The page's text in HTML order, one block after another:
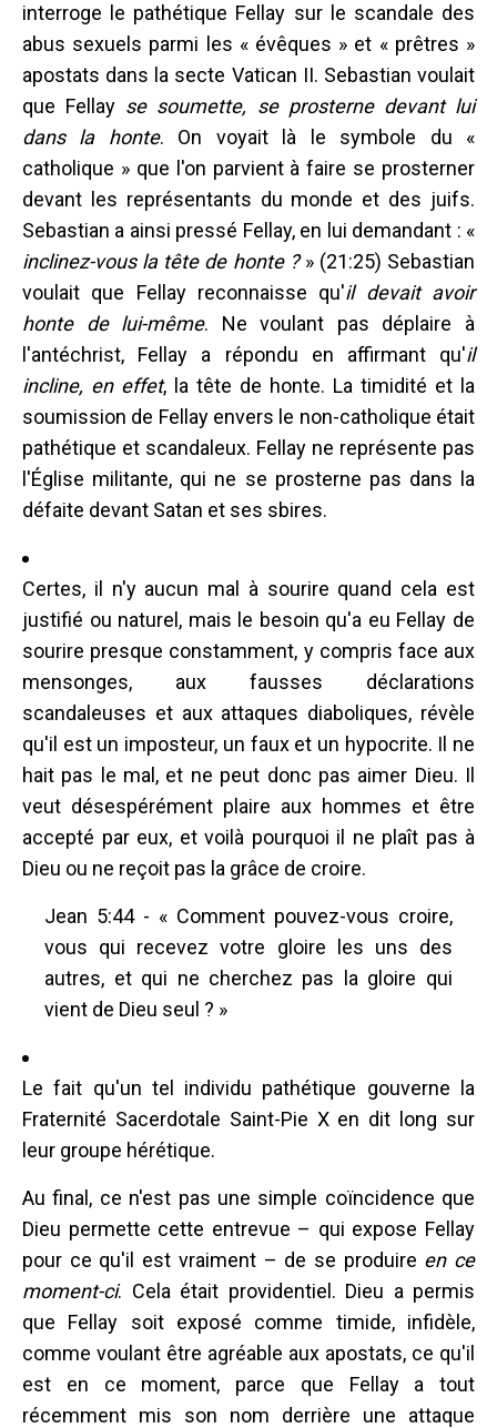
interroge le pathétique Fellay sur le scandale des
abus sexuels parmi les « évêques » et « prêtres »
apostats dans la secte Vatican II. Sebastian voulait
que Fellay se soumette, se prosterne devant lui
dans la honte. On voyait là le symbole du «
catholique » que l'on parvient à faire se prosterner
devant les représentants du monde et des juifs.
Sebastian a ainsi pressé Fellay, en lui demandant : «
inclinez-vous la tête de honte ?» (21:25) Sebastian
voulait que Fellay reconnaisse qu'il devait avoir
honte de lui-même. Ne voulant pas déplaire à
l'antéchrist, Fellay a répondu en affirmant qu'il
incline, en effet, la tête de honte. La timidité et la
soumission de Fellay envers le non-catholique était
pathétique et scandaleux. Fellay ne représente pas
l'Église militante, qui ne se prosterne pas dans la
défaite devant Satan et ses sbires.
Certes, il n'y aucun mal à sourire quand cela est
justifié ou naturel, mais le besoin qu'a eu Fellay de
sourire presque constamment, y compris face aux
mensonges, aux fausses déclarations
scandaleuses et aux attaques diaboliques, révèle
qu'il est un imposteur, un faux et un hypocrite. Il ne
hait pas le mal, et ne peut donc pas aimer Dieu. Il
veut désespérément plaire aux hommes et être
accepté par eux, et voilà pourquoi il ne plaît pas à
Dieu ou ne reçoit pas la grâce de croire.
Jean 5:44 - « Comment pouvez-vous croire,
vous qui recevez votre gloire les uns des
autres, et qui ne cherchez pas la gloire qui
vient de Dieu seul ? »
Le fait qu'un tel individu pathétique gouverne la
Fraternité Sacerdotale Saint-Pie X en dit long sur
leur groupe hérétique.
Au final, ce n'est pas une simple coïncidence que
Dieu permette cette entrevue – qui expose Fellay
pour ce qu'il est vraiment – de se produire en ce
moment-ci. Cela était providentiel. Dieu a permis
que Fellay soit exposé comme timide, infidèle,
comme voulant être agréable aux apostats, ce qu'il
est en ce moment, parce que Fellay a tout
récemment mis son nom derrière une attaque